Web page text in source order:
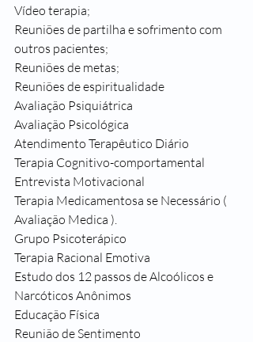
Vídeo terapia;
Reuniões de partilha e sofrimento com
outros pacientes;
Reuniões de metas;
Reuniões de espiritualidade
Avaliação Psiquiátrica
Avaliação Psicológica
Atendimento Terapêutico Diário
Terapia Cognitivo-comportamental
Entrevista Motivacional
Terapia Medicamentosa se Necessário (
Avaliação Medica ).
Grupo Psicoterápico
Terapia Racional Emotiva
Estudo dos 12 passos de Alcoólicos e
Narcóticos Anônimos
Educação Física
Reunião de Sentimento